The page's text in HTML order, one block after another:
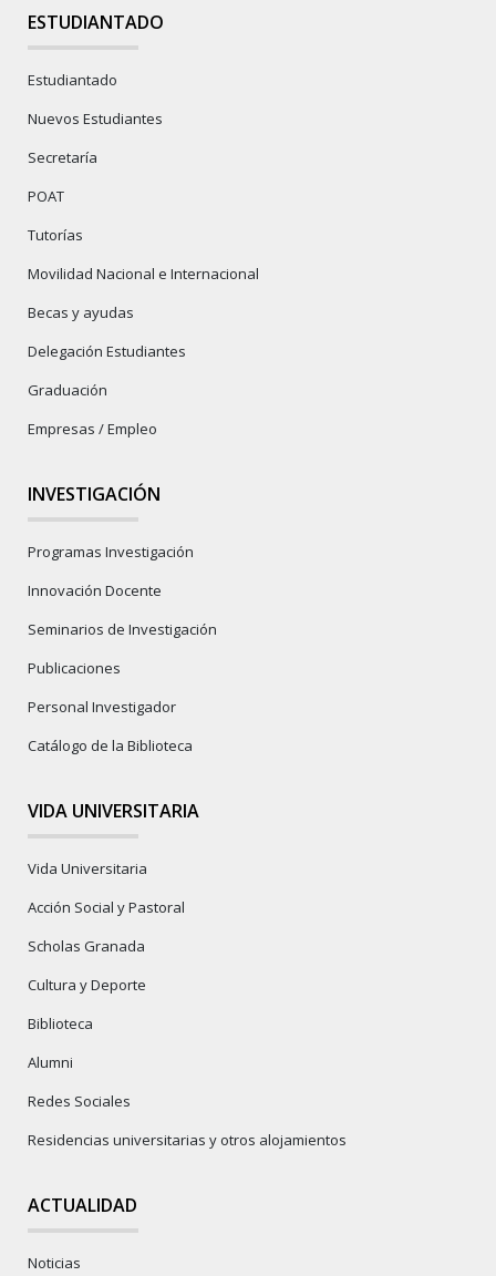
ESTUDIANTADO
Estudiantado
Nuevos Estudiantes
Secretaría
POAT
Tutorías
Movilidad Nacional e Internacional
Becas y ayudas
Delegación Estudiantes
Graduación
Empresas / Empleo
INVESTIGACIÓN
Programas Investigación
Innovación Docente
Seminarios de Investigación
Publicaciones
Personal Investigador
Catálogo de la Biblioteca
VIDA UNIVERSITARIA
Vida Universitaria
Acción Social y Pastoral
Scholas Granada
Cultura y Deporte
Biblioteca
Alumni
Redes Sociales
Residencias universitarias y otros alojamientos
ACTUALIDAD
Noticias